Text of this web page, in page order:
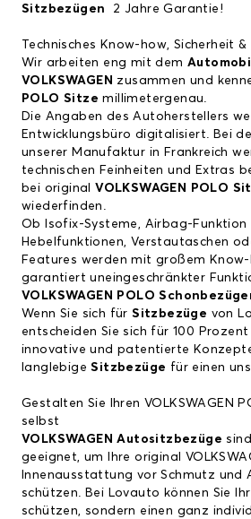
Sitzbezügen
2 Jahre Garantie!
Technisches Know-how, Sicherheit
Wir arbeiten eng mit dem
VOLKSWAGEN zusammen und
POLO Sitze millimetergenau.
Die Angaben des Autoherstellers
Entwicklungsbüro digitalisiert. Bei
unserer Manufaktur in Frankreich
technischen Feinheiten und Extras
bei original
VOLKSWAGEN POLO
wiederfinden.
Ob Isofix-Systeme, Airbag-Funktion
Hebelfunktionen, Verstautaschen
Features werden mit großem
garantiert uneingeschränkter
VOLKSWAGEN POLO
Wenn Sie sich fürSitzbezüge von
entscheiden Sie sich für 100
innovative und patentierte
langlebigeSitzbezüge für einen
Gestalten Sie Ihren VOLKSWAGEN
selbst
VOLKSWAGEN Autositzbezüge
geeignet, um Ihre original
Innenausstattung vor Schmutz und
schützen. Bei Lovauto können Sie
schützen, sondern einen ganz